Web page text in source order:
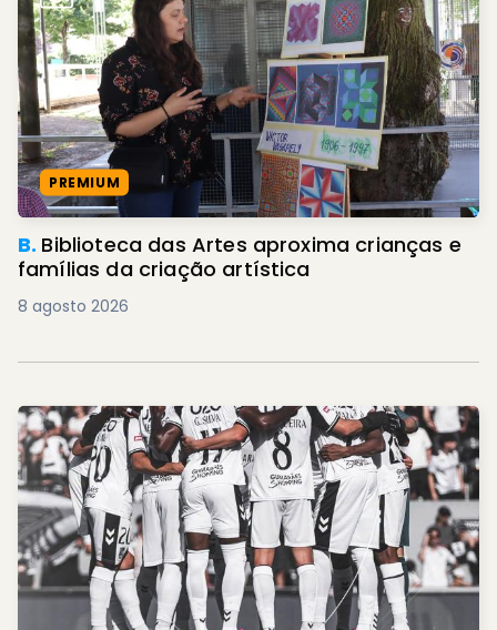
PREMIUM
B. Biblioteca das Artes aproxima crianças e
famílias da criação artística
8 agosto 2026